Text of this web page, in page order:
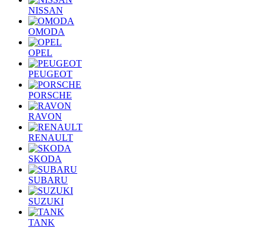
NISSAN
OMODA
OPEL
PEUGEOT
PORSCHE
RAVON
RENAULT
SKODA
SUBARU
SUZUKI
TANK